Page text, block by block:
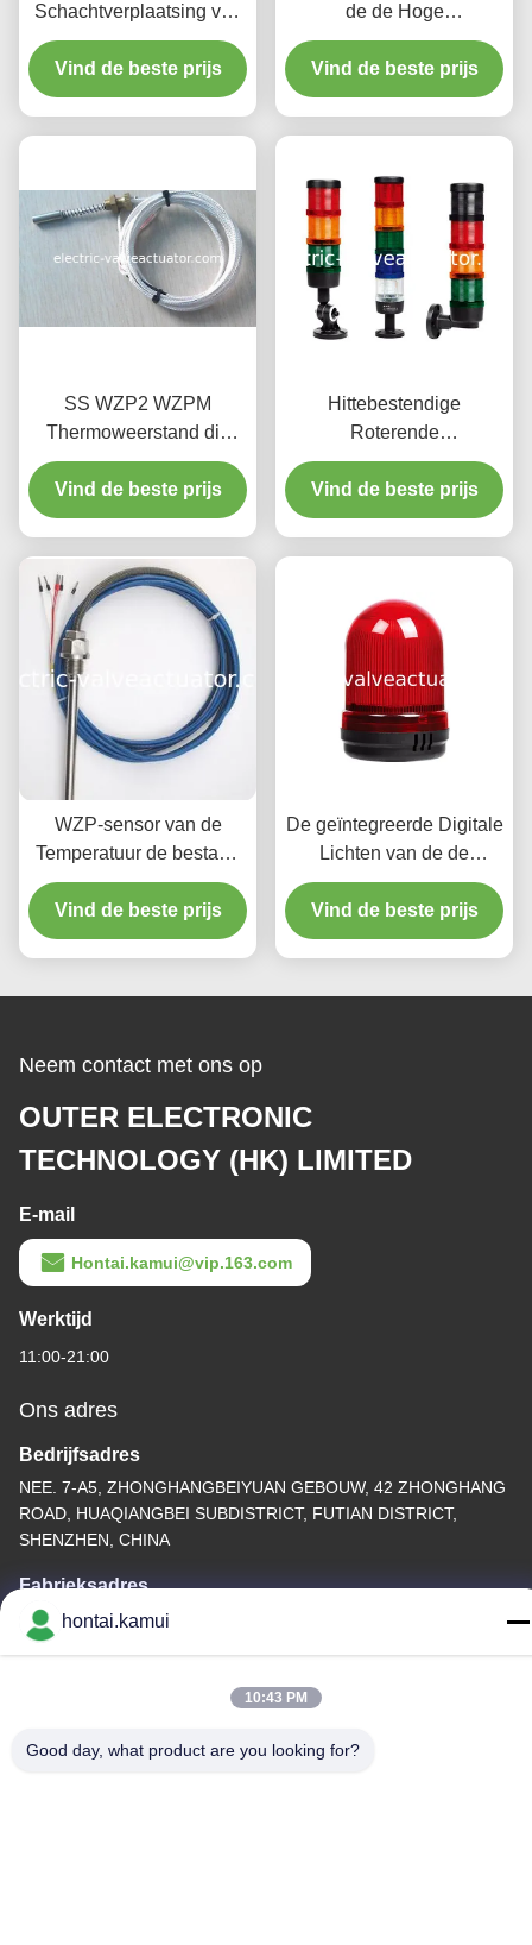
Schachtverplaatsing van
de de Monitorschacht van
het Controleapparaat
Asverplaatsing van
Vind de beste prijs
de de Hoge
Machtswaarschuwing van
de Snelheidsindicator de
Zoemerslamp
Vind de beste prijs
SS WZP2 WZPM
Thermoweerstand die
temperatuur van
generator dragend
stootkussen PT100
Vind de beste prijs
Hittebestendige
Roterende
Waarschuwingslichten,
IP54 Digitale
Snelheidsindicator
Vind de beste prijs
WZP-sensor van de
Temperatuur de bestand
thermo bestand PT100
Pt50 temperatuur
Vind de beste prijs
De geïntegreerde Digitale
Lichten van de de
Zoemerwaarschuwing
van Cpmpact van de
Snelheidsindicator Rode
Vind de beste prijs
Neem contact met ons op
OUTER ELECTRONIC
TECHNOLOGY (HK) LIMITED
E-mail
Hontai.kamui@vip.163.com
Werktijd
11:00-21:00
Ons adres
Bedrijfsadres
NEE. 7-A5, ZHONGHANGBEIYUAN GEBOUW, 42 ZHONGHANG
ROAD, HUAQIANGBEI SUBDISTRICT, FUTIAN DISTRICT,
SHENZHEN, CHINA
Fabrieksadres
Telefoon
hontai.kamui
10:43 PM
Good day, what product are you looking for?